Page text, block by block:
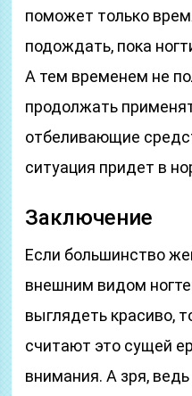
поможет только
подождать, пока
А тем временем не
продолжать
отбеливающие
ситуация придет в
Заключение
Если большинство
внешним видом
выглядеть красиво,
считают это сущей
внимания. А зря,